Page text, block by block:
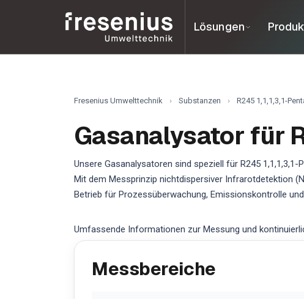
Lösungen
Fresenius Umwelttechnik › Substanzen › R245 1,1,1,3,1-
Gasanalysator für
Unsere Gasanalysatoren sind speziell für R245
Mit dem Messprinzip nichtdispersiver Infrarotdetektion
Betrieb für Prozessüberwachung, Emissionskontrolle
Umfassende Informationen zur Messung und
Messbereiche